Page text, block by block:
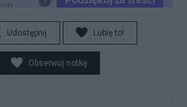
Udostępnij Lubię to!
Obserwuj notkę